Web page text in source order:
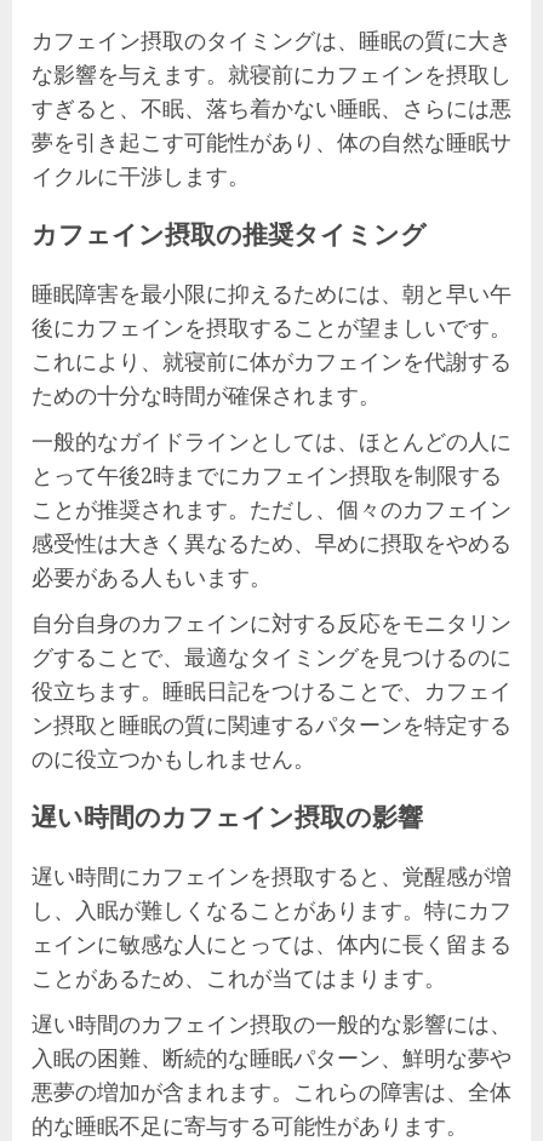
カフェイン摂取のタイミングは、睡眠の質に大き
な影響を与えます。就寝前にカフェインを摂取し
すぎると、不眠、落ち着かない睡眠、さらには悪
夢を引き起こす可能性があり、体の自然な睡眠サ
イクルに干渉します。
カフェイン摂取の推奨タイミング
睡眠障害を最小限に抑えるためには、朝と早い午
後にカフェインを摂取することが望ましいです。
これにより、就寝前に体がカフェインを代謝する
ための十分な時間が確保されます。
一般的なガイドラインとしては、ほとんどの人に
とって午後2時までにカフェイン摂取を制限する
ことが推奨されます。ただし、個々のカフェイン
感受性は大きく異なるため、早めに摂取をやめる
必要がある人もいます。
自分自身のカフェインに対する反応をモニタリン
グすることで、最適なタイミングを見つけるのに
役立ちます。睡眠日記をつけることで、カフェイ
ン摂取と睡眠の質に関連するパターンを特定する
のに役立つかもしれません。
遅い時間のカフェイン摂取の影響
遅い時間にカフェインを摂取すると、覚醒感が増
し、入眠が難しくなることがあります。特にカフ
ェインに敏感な人にとっては、体内に長く留まる
ことがあるため、これが当てはまります。
遅い時間のカフェイン摂取の一般的な影響には、
入眠の困難、断続的な睡眠パターン、鮮明な夢や
悪夢の増加が含まれます。これらの障害は、全体
的な睡眠不足に寄与する可能性があります。